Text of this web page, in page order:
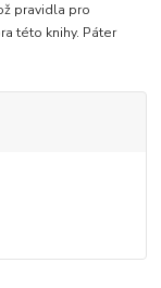
pravidla pro
této knihy. Páter